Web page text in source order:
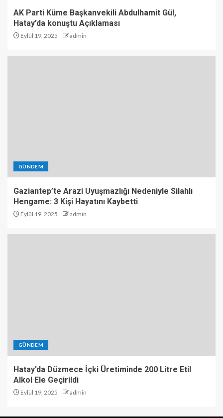
AK Parti Küme Başkanvekili Abdulhamit Gül,
Hatay’da konuştu Açıklaması
Eylül 19, 2025 admin
GÜNDEM
Gaziantep’te Arazi Uyuşmazlığı Nedeniyle Silahlı
Hengame: 3 Kişi Hayatını Kaybetti
Eylül 19, 2025 admin
GÜNDEM
Hatay’da Düzmece İçki Üretiminde 200 Litre Etil
Alkol Ele Geçirildi
Eylül 19, 2025 admin